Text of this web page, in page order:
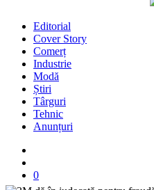
Editorial
Cover Story
Comerț
Industrie
Modă
Știri
Târguri
Tehnic
Anunțuri
0